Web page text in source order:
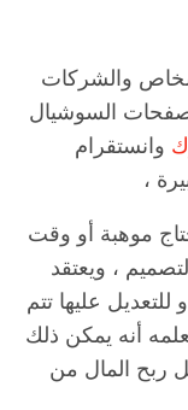
والشركات
السوشيال
وانستقرام
،
موهبة أو وقت
، ويعتقد
عليها تتم
أنه يمكن ذلك
ربح المال من